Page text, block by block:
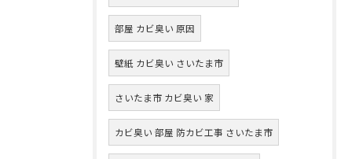
部屋 カビ臭い 原因
壁紙 カビ臭い さいたま市
さいたま市 カビ臭い 家
カビ臭い 部屋 防カビ工事 さいたま市